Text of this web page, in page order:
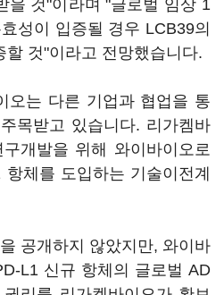
을 것"이라며 "글로벌 임상 1
성이 입증될 경우 LCB39의
할 것"이라고 전망했습니다.
오는 다른 기업과 협업을 통
목받고 있습니다. 리가켐바
개발을 위해 와이바이오로
항체를 도입하는 기술이전계
공개하지 않았지만, 와이바
L1 신규 항체의 글로벌 AD